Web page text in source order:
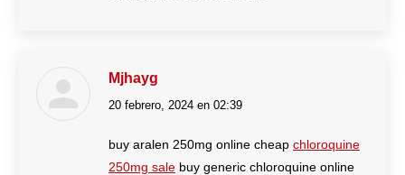
Mjhayg
dice:
20 febrero, 2024 en 02:39
buy aralen 250mg online cheap chloroquine
250mg sale buy generic chloroquine online